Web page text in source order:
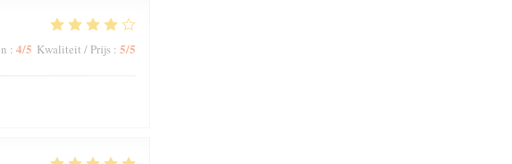
: 4/5 Kwaliteit / Prijs : 5/5